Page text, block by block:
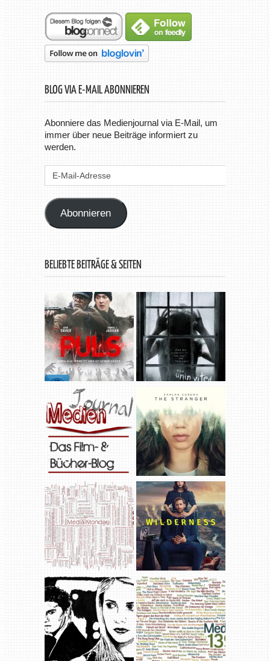
BLOG VIA E-MAIL ABONNIEREN
Abonniere das Medienjournal via E-Mail, um
immer über neue Beiträge informiert zu
werden.
Abonnieren
BELIEBTE BEITRÄGE & SEITEN